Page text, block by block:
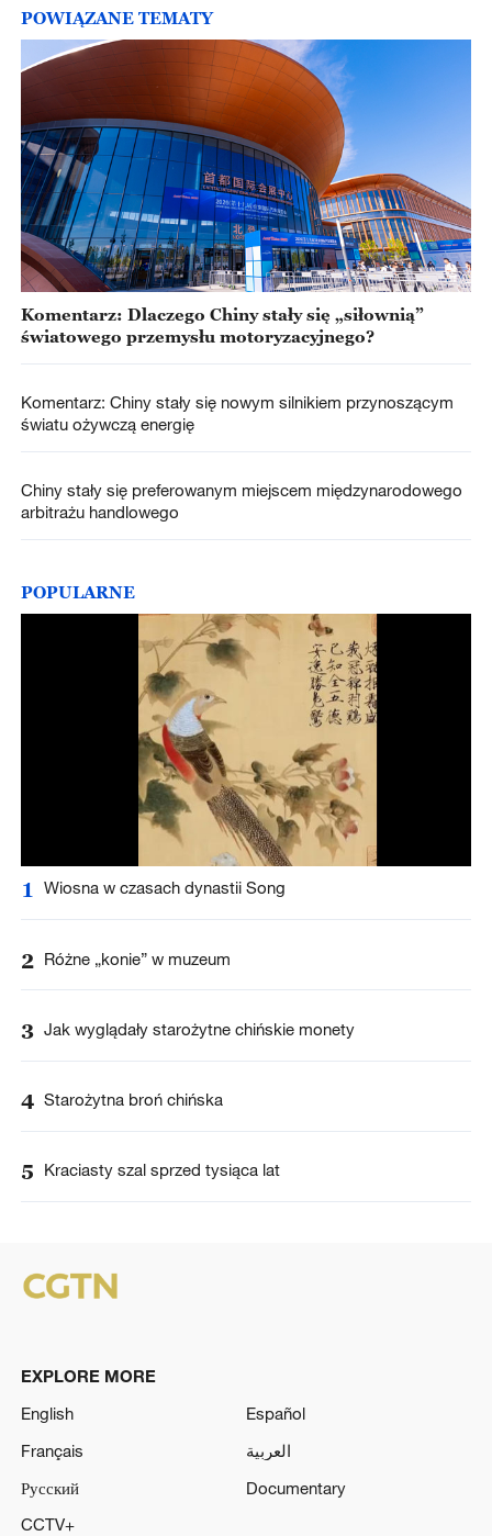
POWIĄZANE TEMATY
Komentarz: Dlaczego Chiny stały się „siłownią”
światowego przemysłu motoryzacyjnego?
Komentarz: Chiny stały się nowym silnikiem przynoszącym
światu ożywczą energię
Chiny stały się preferowanym miejscem międzynarodowego
arbitrażu handlowego
POPULARNE
1 Wiosna w czasach dynastii Song
2 Różne „konie” w muzeum
3 Jak wyglądały starożytne chińskie monety
4 Starożytna broń chińska
5 Kraciasty szal sprzed tysiąca lat
EXPLORE MORE
English
Español
Français
العربية
Русский
Documentary
CCTV+